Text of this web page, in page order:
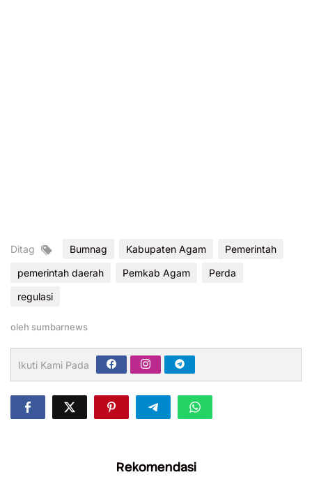
Ditag Bumnag Kabupaten Agam
Pemerintah
pemerintah daerah
Pemkab Agam
Perda
regulasi
oleh sumbarnews
Ikuti Kami Pada
Rekomendasi